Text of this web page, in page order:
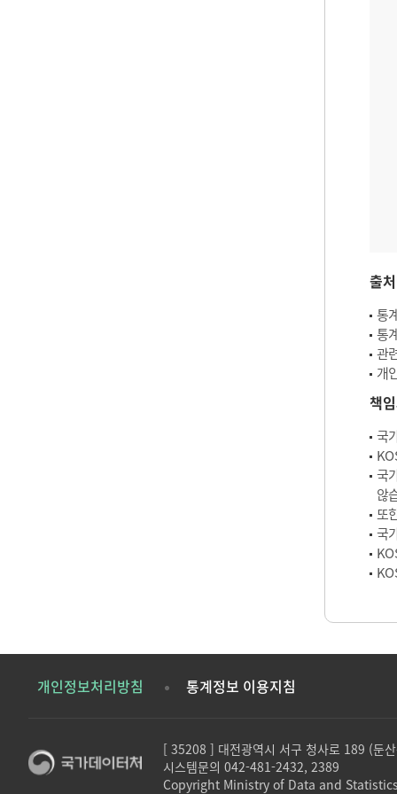
출
통
통
관
개
책
국
국
않
또
국
개인정보처리방침 통계정보 이용지침
[ 35208 ] 대전광역시 서구 청사로 189 (둔
시스템문의 042-481-2432, 2389
Copyright Ministry of Data and